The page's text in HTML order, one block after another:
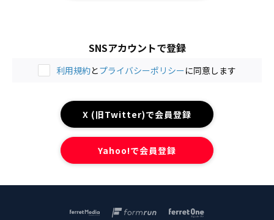
SNSアカウントで登録
利用規約とプライバシーポリシーに同意します
X (旧Twitter)で会員登録
Yahoo!で会員登録